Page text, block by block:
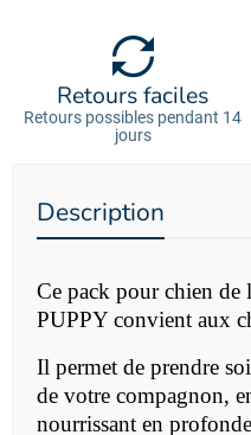
Retours faciles
Retours possibles pendant 14
jours
Description
Ce pack pour chien de
PUPPY convient aux
Il permet de prendre
de votre compagnon,
nourrissant en